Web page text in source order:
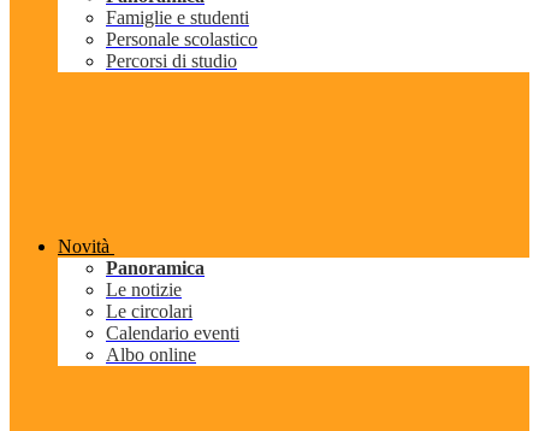
Famiglie e studenti
Personale scolastico
Percorsi di studio
Novità
Panoramica
Le notizie
Le circolari
Calendario eventi
Albo online